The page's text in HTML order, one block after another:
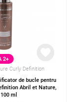
2+
Curly Definition
de bucle pentru
Abril et Nature,
100 ml